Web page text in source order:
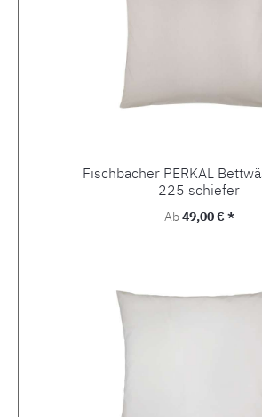
Fischbacher PERKAL
225 schiefer
Regulärer Preis:
Ab49,00 € *